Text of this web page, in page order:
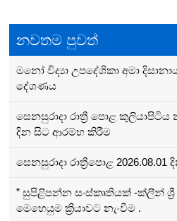
නවතම පුවත්
මනෝ විද්‍යා උපදේශිකා අමා
දේශණය
සෙනසුරාදා රාත්‍රී පොළ කුලියාපිටිය
දින සිට ආරම්භ කිරීම
සෙනසුරාදා රාත්‍රීපොළ 2026.08.01
” සුපිළිපන්න සංස්කෘතියක් -ක්ලීන් ශ්‍රී
මෙහෙයුම ක්‍රියාවට නැංවීම .